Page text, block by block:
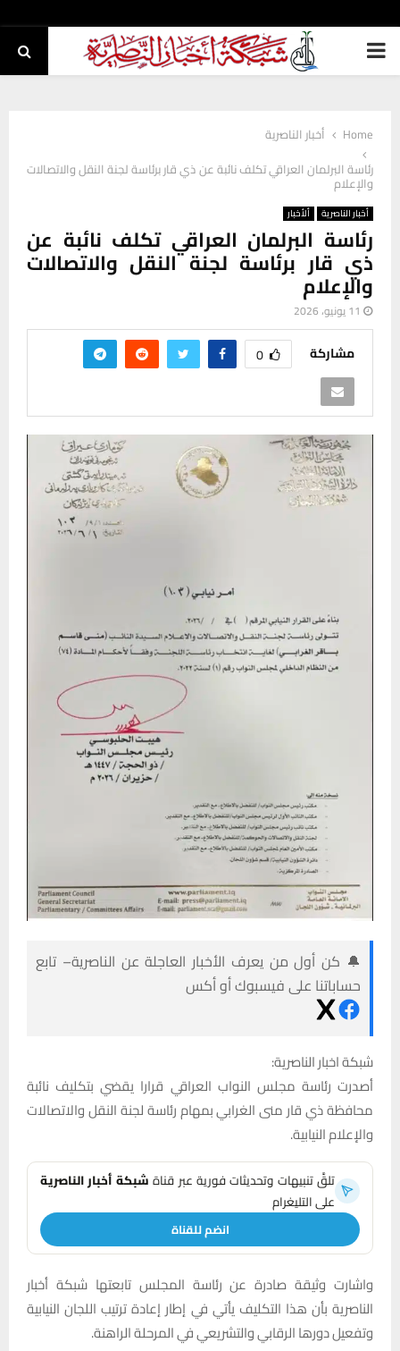
PRIMARY
Home
أخبار الناصرية
رئاسة البرلمان العراقي تكلف نائبة عن ذي قار برئاسة لجنة النقل والاتصالات
والإعلام
أخبار الناصرية ألأخبار
رئاسة البرلمان العراقي تكلف نائبة عن
ذي قار برئاسة لجنة النقل والاتصالات
والإعلام
11 يونيو، 2026
مشاركة 0
🔔 كن أول من يعرف الأخبار العاجلة عن الناصرية– تابع
حساباتنا على فيسبوك أو أكس
شبكة اخبار الناصرية:
أصدرت رئاسة مجلس النواب العراقي قرارا يقضي بتكليف نائبة
محافظة ذي قار منى الغرابي بمهام رئاسة لجنة النقل والاتصالات
والإعلام النيابية.
تلقَّ تنبيهات وتحديثات فورية عبر قناةشبكة أخبار الناصرية
على التليغرام
انضم للقناة
واشارت وثيقة صادرة عن رئاسة المجلس تابعتها شبكة أخبار
الناصرية بأن هذا التكليف يأتي في إطار إعادة ترتيب اللجان النيابية
وتفعيل دورها الرقابي والتشريعي في المرحلة الراهنة.